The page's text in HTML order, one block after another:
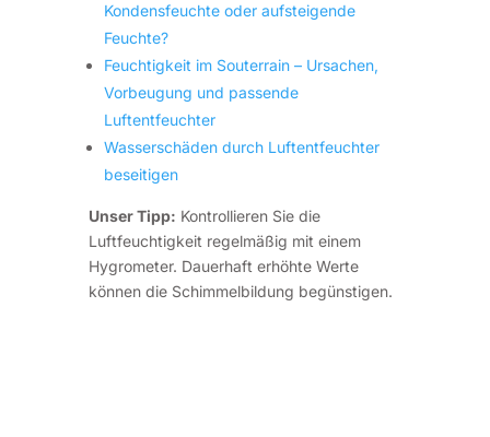
Kondensfeuchte oder aufsteigende
Feuchte?
Feuchtigkeit im Souterrain – Ursachen,
Vorbeugung und passende
Luftentfeuchter
Wasserschäden durch Luftentfeuchter
beseitigen
Unser Tipp: Kontrollieren Sie die
Luftfeuchtigkeit regelmäßig mit einem
Hygrometer. Dauerhaft erhöhte Werte
können die Schimmelbildung begünstigen.